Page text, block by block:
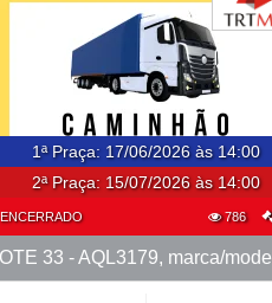
1ª Praça: 17/06/2026 às 14:00
2ª Praça: 15/07/2026 às 14:00
ENCERRADO 786